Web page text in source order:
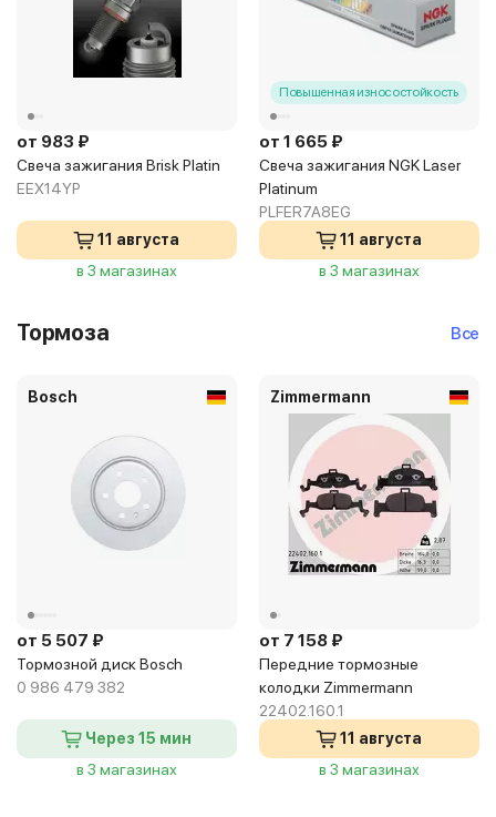
от 983 ₽
Свеча зажигания Brisk Platin
EEX14YP
11 августа
в 3 магазинах
Повышенная износостойкость
от 1 665 ₽
Свеча зажигания NGK Laser
Platinum
PLFER7A8EG
11 августа
в 3 магазинах
Тормоза Все
Bosch
от 5 507 ₽
Тормозной диск Bosch
0 986 479 382
Через 15 мин
в 3 магазинах
Zimmermann
от 7 158 ₽
Передние тормозные
колодки Zimmermann
22402.160.1
11 августа
в 3 магазинах